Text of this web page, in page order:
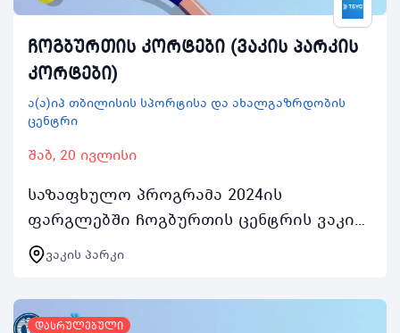
ჩოგბურთის კორტები (ვაკის პარკის
კორტები)
ა(ა)იპ თბილისის სპორტისა და ახალგაზრდობის
ცენტრი
შაბ, 20 ივლისი
საზაფხულო პროგრამა 2024ის
ფარგლებში ჩოგბურთის ცენტრის ვაკის
პარკის კორტებით ასობით ახალგაზრდა
ისარგებლებს აქტივობაში ჩართვის
შემთხვევაში რეგისტრირებულ…
ვაკის პარკი
დასრულებული